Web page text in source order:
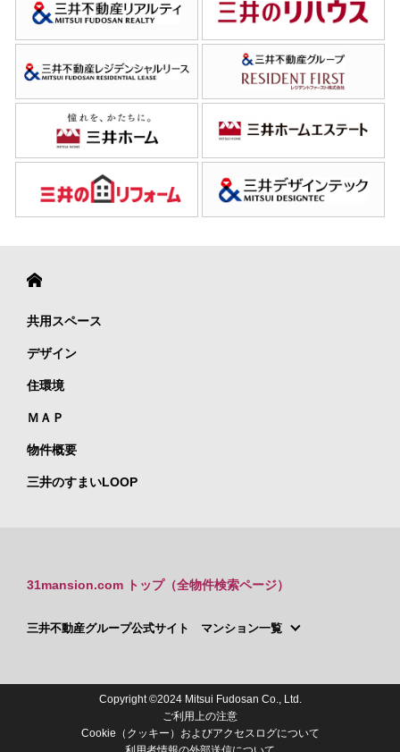
共用スペース
デザイン
住環境
ＭＡＰ
物件概要
三井のすまいLOOP
31mansion.com トップ（全物件検索ページ）
三井不動産グループ公式サイト マンション一覧
Copyright ©2024 Mitsui Fudosan Co., Ltd.
ご利用上の注意
Cookie（クッキー）およびアクセスログについて